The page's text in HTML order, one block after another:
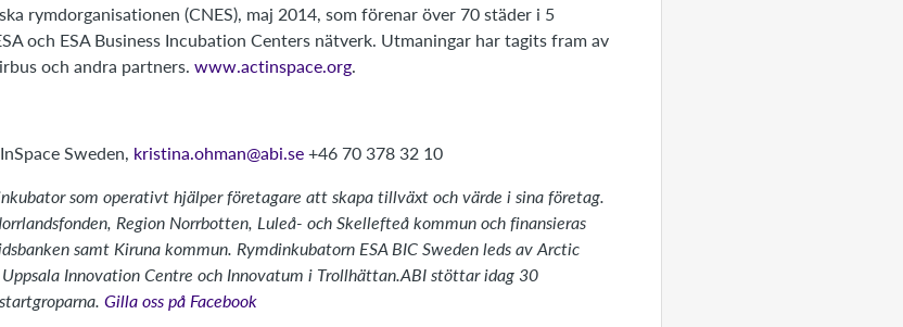
rymdorganisationen (CNES), maj 2014, som förenar över 70 städer i 5
och ESA Business Incubation Centers nätverk. Utmaningar har tagits fram av
och andra partners. www.actinspace.org.
Sweden, kristina.ohman@abi.se+46 70 378 32 10
som operativt hjälper företagare att skapa tillväxt och värde i sina företag.
Region Norrbotten, Luleå- och Skellefteå kommun och finansieras
samt Kiruna kommun. Rymdinkubatorn ESA BIC Sweden leds av Arctic
Innovation Centre och Innovatum i Trollhättan.ABI stöttar idag 30
Gilla oss på Facebook